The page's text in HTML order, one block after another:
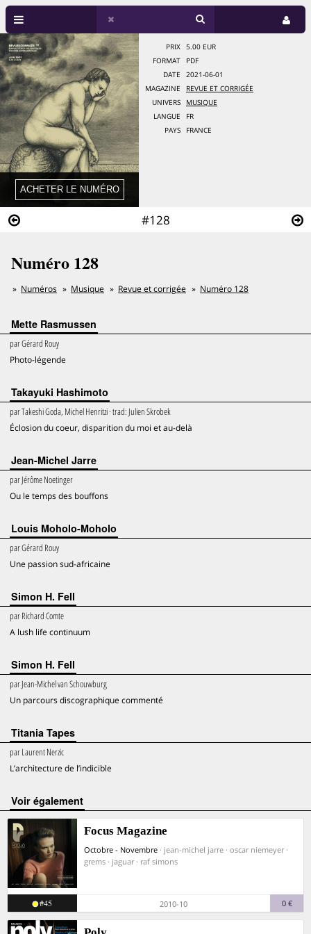
#128
PRIX
5.00 EUR
FORMAT
PDF
DATE
2021-06-01
MAGAZINE
REVUE ET CORRIGÉE
UNIVERS
MUSIQUE
LANGUE
FR
PAYS
FRANCE
Numéro 128
Numéros Musique Revue et corrigée Numéro 128
Mette Rasmussen
parGérard Rouy
Photo-légende
Takayuki Hashimoto
parTakeshi Goda, Michel Henritzi· trad: Julien Skrobek
Éclosion du coeur, disparition du moi et au-delà
Jean-Michel Jarre
parJérôme Noetinger
Ou le temps des bouffons
Louis Moholo-Moholo
parGérard Rouy
Une passion sud-africaine
Simon H. Fell
parRichard Comte
A lush life continuum
Simon H. Fell
parJean-Michel van Schouwburg
Un parcours discographique commenté
Titania Tapes
parLaurent Nerzic
L’architecture de l’indicible
voir également
Focus Magazine
Octobre - Novembre · jean-michel jarre · oscar niemeyer ·
grems · jaguar · raf simons
#45 2010-10 0 €